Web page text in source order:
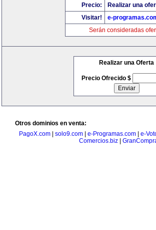
Precio:
Realizar una
Visitar!
e-
Serán consideradas
Realizar una Oferta
Precio Ofrecido $
Otros dominios en venta:
PagoX.com
solo9.com e-Programas.com
e-
Comercios.biz